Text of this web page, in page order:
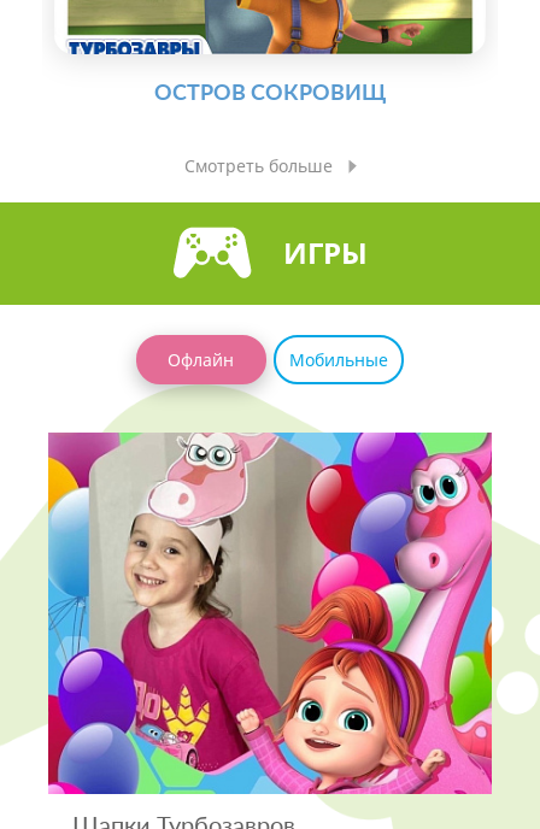
ОСТРОВ СОКРОВИЩ
Смотреть больше
ИГРЫ
Офлайн Мобильные